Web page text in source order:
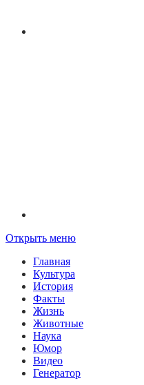
Открыть меню
Главная
Культура
История
Факты
Жизнь
Животные
Наука
Юмор
Видео
Генератор